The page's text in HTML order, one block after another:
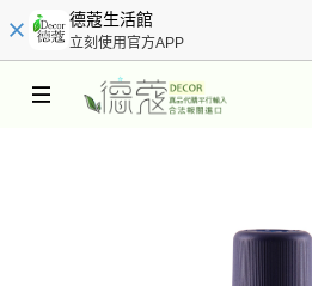
德蔻生活館
立刻使用官方APP